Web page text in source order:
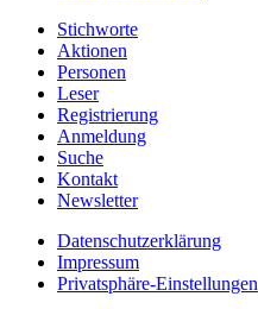
Stichworte
Aktionen
Personen
Leser
Registrierung
Anmeldung
Suche
Kontakt
Newsletter
Datenschutzerklärung
Impressum
Privatsphäre-Einstellungen